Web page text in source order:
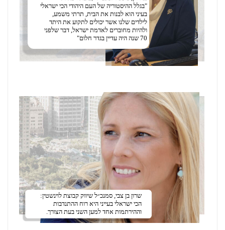
"בגלל ההיסטוריה של העם היהודי הכי ישראלי
בעיני הוא לבנות את הבית, תרתי משמע,
לילדים שלנו אשר יכולים לתקוע את היתד
ולהיות מחוברים לאדמת ישראל, דבר שלפני
70 שנה היה עדיין בגדר חלום"
שרון בן צבי, סמנכ״ל שיווק קבוצת לוינשטין:
הכי ישראלי בעייני היא רוח ההתנדבות
וההירתמות אחד למען השני בעת הצורך.